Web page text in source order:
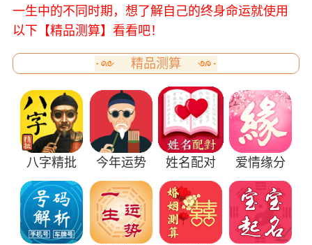
一生中的不同时期，想了解自己的终身命运就使用
以下【精品测算】看看吧！
精品测算
八字精批 今年运势 姓名配对 爱情缘分